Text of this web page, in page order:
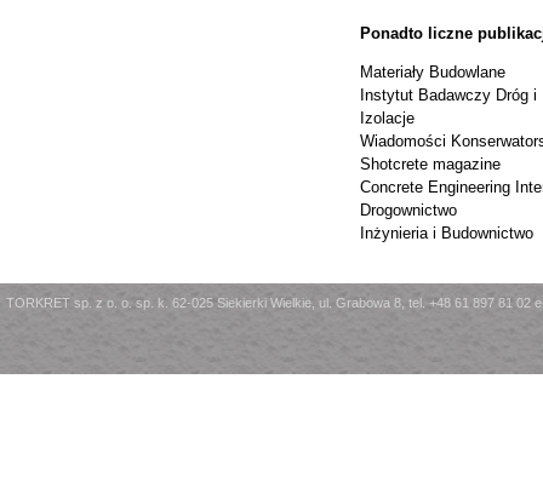
Ponadto liczne
Materiały Budowlane
Instytut Badawczy Dróg i
Izolacje
Wiadomości
Shotcrete magazine
Concrete Engineering
Drogownictwo
Inżynieria i Budownictwo
TORKRET sp. z o. o. sp. k. 62-025 Siekierki Wielkie, ul. Grabowa 8, tel. +48 61 897 81 02